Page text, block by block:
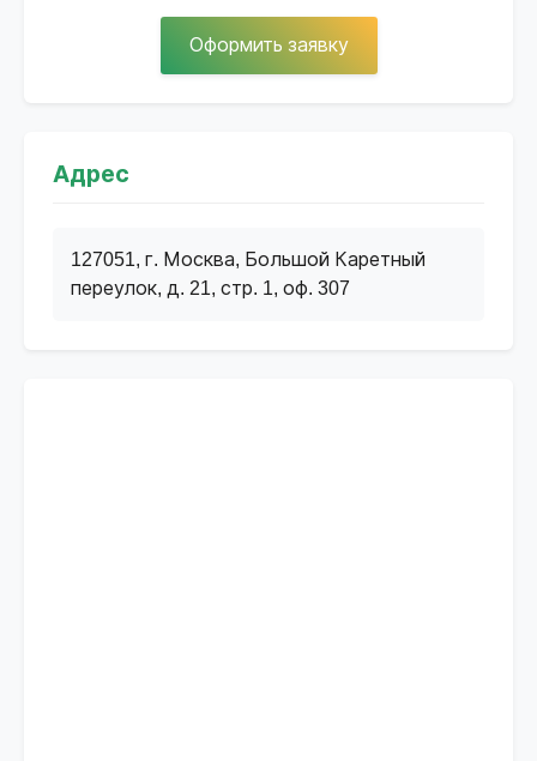
Оформить заявку
Адрес
127051, г. Москва, Большой Каретный
переулок, д. 21, стр. 1, оф. 307